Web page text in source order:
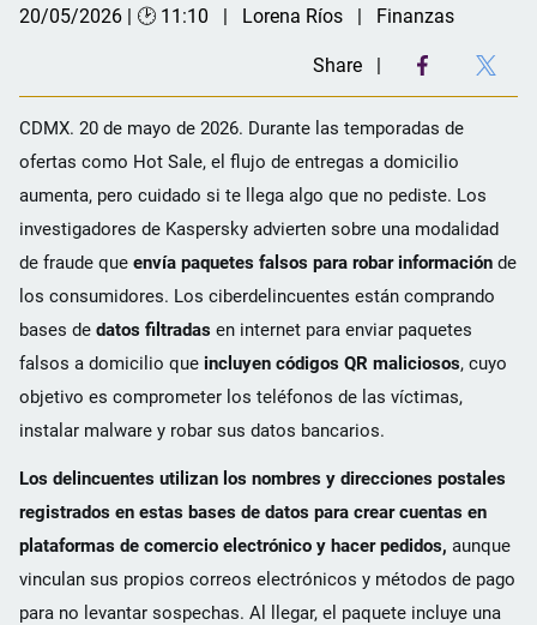
20/05/2026 | 🕑 11:10 Lorena Ríos Finanzas
Share
CDMX. 20 de mayo de 2026. Durante las temporadas de
ofertas como Hot Sale, el flujo de entregas a domicilio
aumenta, pero cuidado si te llega algo que no pediste. Los
investigadores de Kaspersky advierten sobre una modalidad
de fraude que envía paquetes falsos para robar información de
los consumidores. Los ciberdelincuentes están comprando
bases de datos filtradas en internet para enviar paquetes
falsos a domicilio que incluyen códigos QR maliciosos, cuyo
objetivo es comprometer los teléfonos de las víctimas,
instalar malware y robar sus datos bancarios.
Los delincuentes utilizan los nombres y direcciones postales
registrados en estas bases de datos para crear cuentas en
plataformas de comercio electrónico y hacer pedidos, aunque
vinculan sus propios correos electrónicos y métodos de pago
para no levantar sospechas. Al llegar, el paquete incluye una